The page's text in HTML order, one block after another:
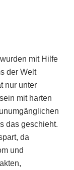
mit Hilfe
der Welt
nur unter
mit harten
das geschieht.
da
und